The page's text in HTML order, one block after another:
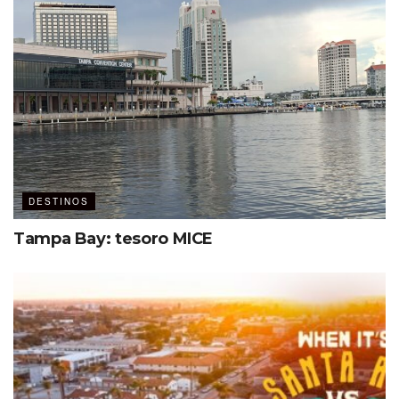
tres ocasiones consecutivas.
“Quienes antes no consideraban a
Los Cabos para sus reuniones hoy
lo hacen y se dieron cuenta de la
calidad que brindamos, de que es un
lugar muy especial donde el mar y el
desierto convergen de forma única,
además de ser sumamente seguro
pues (en pandemia) creamos una
guía con protocolos para operar
evento; mención aparte tiene la
cadena de valor, que opera con
excelencia”.
Reitera el estratega turístico durante una
DESTINOS
Tampa Bay: tesoro MICE